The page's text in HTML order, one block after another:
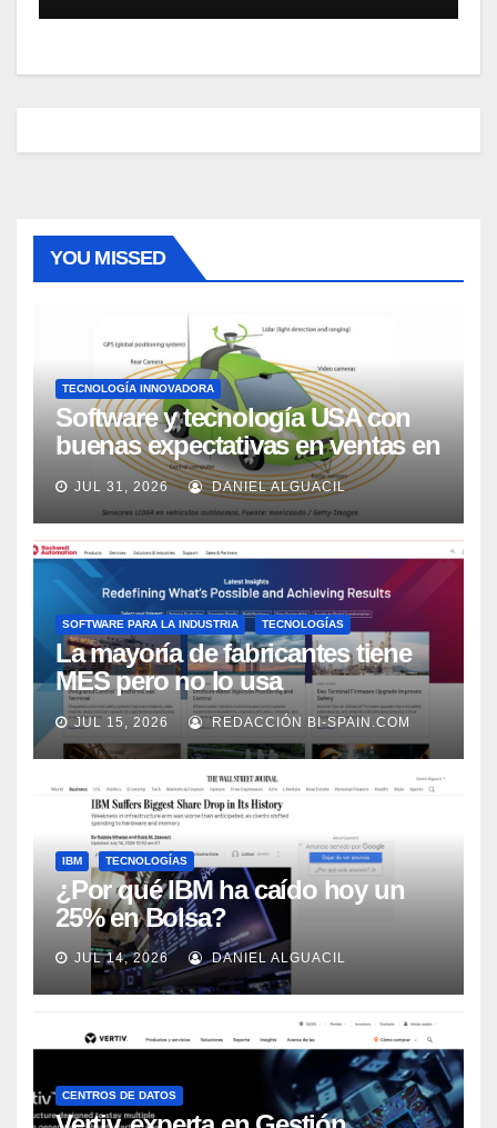
YOU MISSED
TECNOLOGÍA INNOVADORA
Software y tecnología USA con
buenas expectativas en ventas en
los próximos 2 años, según
Market Watch
JUL 31, 2026 DANIEL ALGUACIL
SOFTWARE PARA LA INDUSTRIA TECNOLOGÍAS
La mayoría de fabricantes tiene
MES pero no lo usa
adecuadamente, según Rockwell
Automation
JUL 15, 2026 REDACCIÓN BI-SPAIN.COM
IBM TECNOLOGÍAS
¿Por qué IBM ha caído hoy un
25% en Bolsa?
JUL 14, 2026 DANIEL ALGUACIL
CENTROS DE DATOS